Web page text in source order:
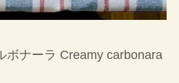
ナーラ Creamy carbonara